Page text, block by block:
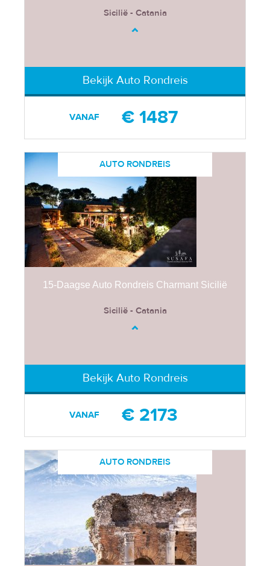
Sicilië - Catania
Bekijk Auto Rondreis
VANAF € 1487
AUTO RONDREIS
15-Daagse Auto Rondreis Charmant Sicilië
Sicilië - Catania
Bekijk Auto Rondreis
VANAF € 2173
AUTO RONDREIS